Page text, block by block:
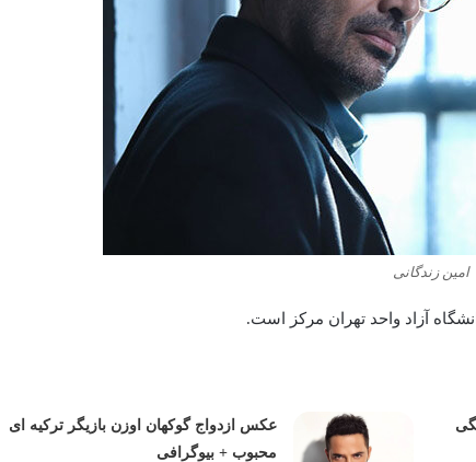
امین زندگانی
آزاد واحد تهران مرکز است.
عکس ازدواج گوکهان اوزن بازیگر ترکیه ای
محبوب + بیوگرافی